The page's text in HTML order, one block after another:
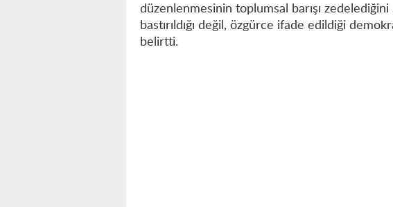
düzenlenmesinin toplumsal barışı
bastırıldığı değil, özgürce ifade edildiği
belirtti.